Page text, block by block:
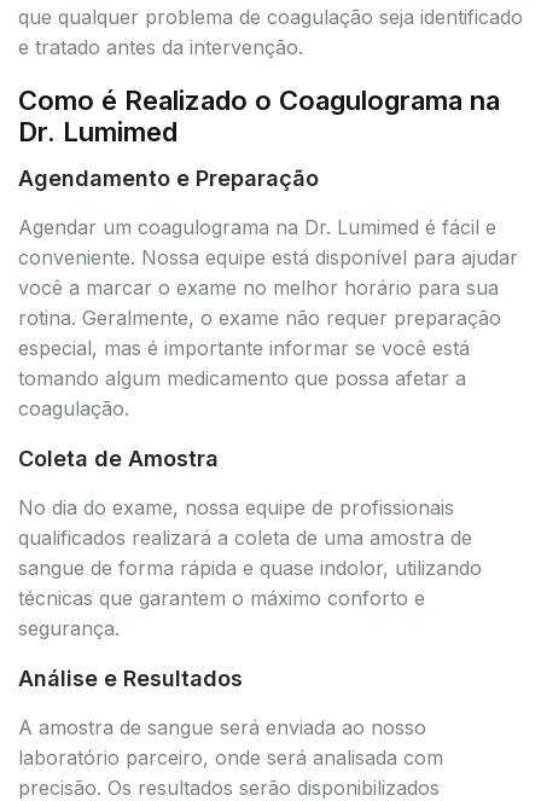
que qualquer problema de coagulação seja identificado
e tratado antes da intervenção.
Como é Realizado o Coagulograma na
Dr. Lumimed
Agendamento e Preparação
Agendar um coagulograma na Dr. Lumimed é fácil e
conveniente. Nossa equipe está disponível para ajudar
você a marcar o exame no melhor horário para sua
rotina. Geralmente, o exame não requer preparação
especial, mas é importante informar se você está
tomando algum medicamento que possa afetar a
coagulação.
Coleta de Amostra
No dia do exame, nossa equipe de profissionais
qualificados realizará a coleta de uma amostra de
sangue de forma rápida e quase indolor, utilizando
técnicas que garantem o máximo conforto e
segurança.
Análise e Resultados
A amostra de sangue será enviada ao nosso
laboratório parceiro, onde será analisada com
precisão. Os resultados serão disponibilizados